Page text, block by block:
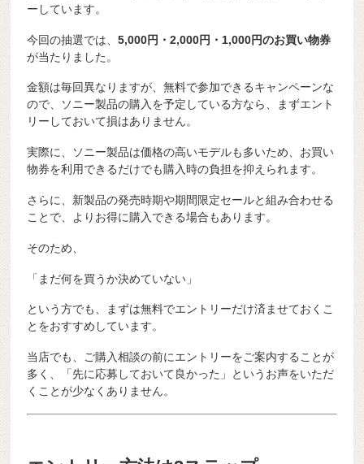
ーしています。
今回の抽選では、5,000円・2,000円・1,000円のお買い物券
が当たりました。
金額は毎回異なりますが、無料で参加できるキャンペーンな
ので、ソニー製品の購入を予定している方なら、まずエント
リーしておいて損はありません。
実際に、ソニー製品は価格の高いモデルも多いため、お買い
物券を利用できるだけでも購入時の負担を抑えられます。
さらに、新製品の発売時期や期間限定セールと組み合わせる
ことで、よりお得に購入できる場合もあります。
そのため、
「まだ何を買うか決めていない」
という方でも、まずは無料でエントリーだけ済ませておくこ
とをおすすめしています。
当店でも、ご購入相談の前にエントリーをご案内することが
多く、「先に応募しておいて良かった」というお声をいただ
くことが少なくありません。